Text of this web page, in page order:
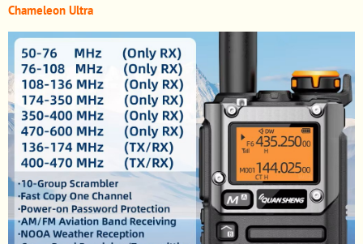
Chameleon Ultra